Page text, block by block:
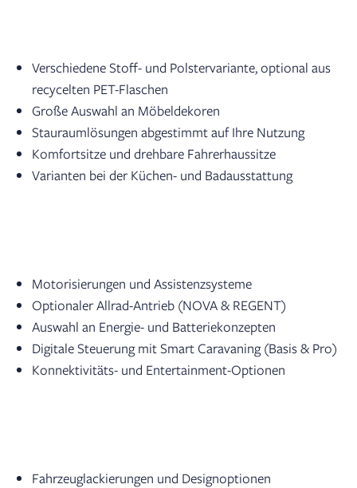
Verschiedene Stoff- und Polstervariante, optional aus
recycelten PET-Flaschen
Große Auswahl an Möbeldekoren
Stauraumlösungen abgestimmt auf Ihre Nutzung
Komfortsitze und drehbare Fahrerhaussitze
Varianten bei der Küchen- und Badausstattung
Motorisierungen und Assistenzsysteme
Optionaler Allrad-Antrieb (NOVA & REGENT)
Auswahl an Energie- und Batteriekonzepten
Digitale Steuerung mit Smart Caravaning (Basis & Pro)
Konnektivitäts- und Entertainment-Optionen
Fahrzeuglackierungen und Designoptionen